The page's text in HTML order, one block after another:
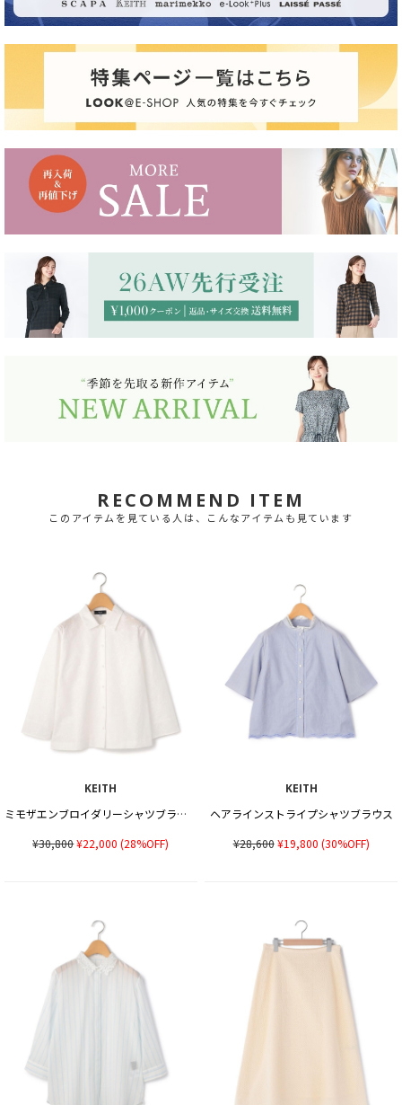
RECOMMEND ITEM
このアイテムを見ている人は、こんなアイテムも見ています
KEITH
ミモザエンブロイダリーシャツブラウス
¥30,800¥22,000 (28%OFF)
KEITH
ヘアラインストライプシャツブラウス
¥28,600¥19,800 (30%OFF)